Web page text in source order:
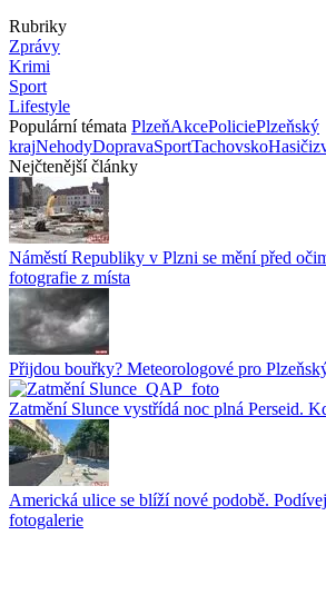
Rubriky
Zprávy
Krimi
Sport
Lifestyle
Populární témata PlzeňAkcePoliciePlzeňský
krajNehodyDopravaSportTachovskoHasiči
Nejčtenější články
Náměstí Republiky v Plzni se mění před
fotografie z místa
Přijdou bouřky? Meteorologové pro
Zatmění Slunce vystřídá noc plná Perseid.
Americká ulice se blíží nové podobě.
fotogalerie